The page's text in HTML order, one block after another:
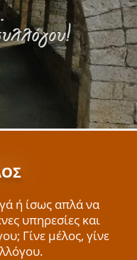
ή ίσως απλά να
υπηρεσίες και
Γίνε μέλος, γίνε